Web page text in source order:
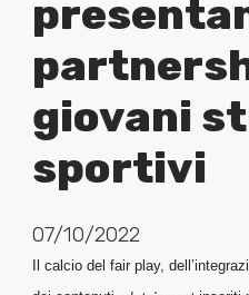
giovani
sportivi
07/10/2022
Il calcio del fair play,